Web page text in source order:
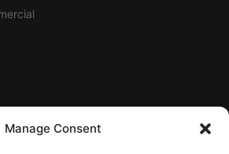
Manage Consent